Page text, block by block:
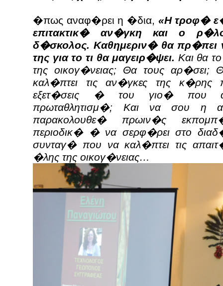
�πως αναφ�ρει η �δια, «Η τροφ�
επιτακτικ� αν�γκη και ο
δ�σκολος. Καθημεριν� θα πρ�πει
της για το τι θα μαγειρ�ψει. Και θα
της οικογ�νειας; Θα τους αρ�σει;
καλ�πτει τις αν�γκες της κ�ρης
εξετ�σεις � του γιο� που
πρωταθλητισμ�; Και να σου η
παρακολουθε� πρωιν�ς
περιοδικ� � να σερφ�ρει στο
συνταγ� που να καλ�πτει τις
�λης της οικογ�νειας…